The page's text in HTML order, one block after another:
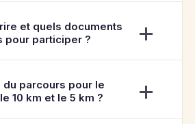
et quels documents
pour participer ?
parcours pour le
10 km et le 5 km ?